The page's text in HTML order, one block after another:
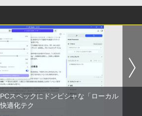
最強宮廷指南役のおっさん、追放された
僻地で無双する〜幻となった種族の美少
女たちを育てて辺境を開拓〜（コミッ
ク） ： 5 【電子書籍】[ 咲宮まふ ]
￥792
シャオミ REDMI Buds 8 Lite ワイヤ
スイヤホン Bluetooth 5.4 ノイズキャンセ
ング ANC 36時間再生
3,480
My Road (Stadium ver.)
250
きった日本の水 2L 8本 ラベルレス [ ケース
水 ] [ ペットボトル ] [ 箱買い ] [ ストック
水分補給 ]
998
ーパーの裏でヤニ吸うふたり 9巻 (デジタル
810
PCスペックにドンピシャな「ローカル
適化テク